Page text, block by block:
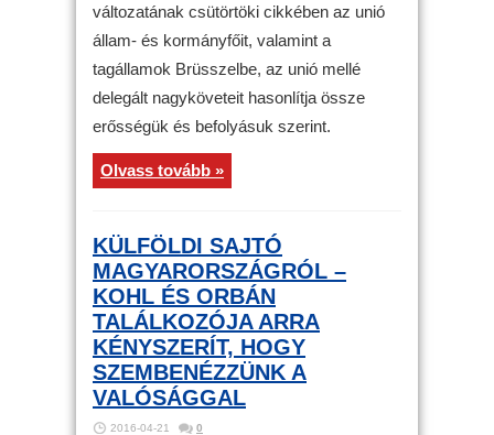
változatának csütörtöki cikkében az unió
állam- és kormányfőit, valamint a
tagállamok Brüsszelbe, az unió mellé
delegált nagyköveteit hasonlítja össze
erősségük és befolyásuk szerint.
Olvass tovább »
KÜLFÖLDI SAJTÓ
MAGYARORSZÁGRÓL –
KOHL ÉS ORBÁN
TALÁLKOZÓJA ARRA
KÉNYSZERÍT, HOGY
SZEMBENÉZZÜNK A
VALÓSÁGGAL
2016-04-21 0